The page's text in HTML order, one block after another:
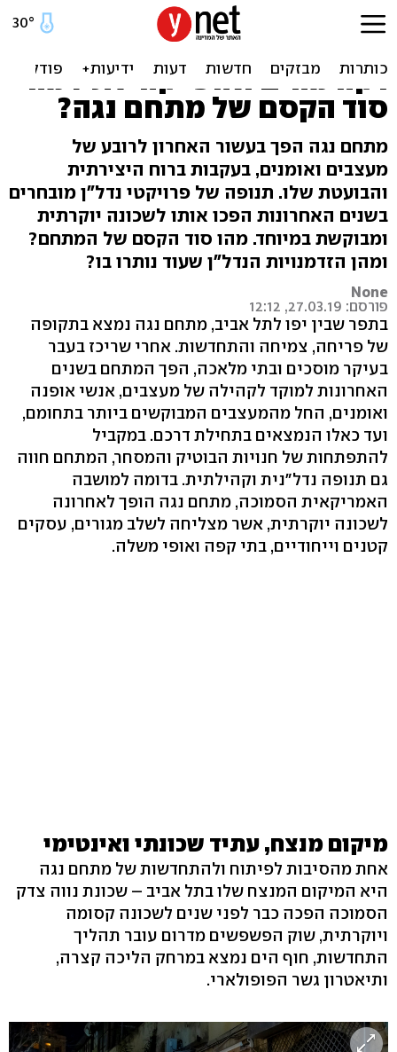
המתחם הכי מבוקש של תל
אביב - רובע מעצבים ואומנים,
דקה מהים ואופי קהילתי. מה
סוד הקסם של מתחם נגה?
מתחם נגה הפך בעשור האחרון לרובע של
מעצבים ואומנים, בעקבות ברוח היצירתית
והבועטת שלו. תנופה של פרויקטי נדל"ן מובחרים
בשנים האחרונות הפכו אותו לשכונה יוקרתית
ומבוקשת במיוחד. מהו סוד הקסם של המתחם?
ומהן הזדמנויות הנדל"ן שעוד נותרו בו?
None
פורסם: 27.03.19, 12:12
בתפר שבין יפו לתל אביב, מתחם נגה נמצא בתקופה
של פריחה, צמיחה והתחדשות. אחרי שריכז בעבר
בעיקר מוסכים ובתי מלאכה, הפך המתחם בשנים
האחרונות למוקד לקהילה של מעצבים, אנשי אופנה
ואומנים, החל מהמעצבים המבוקשים ביותר בתחומם,
ועד כאלו הנמצאים בתחילת דרכם. במקביל
להתפתחות של חנויות הבוטיק והמסחר, המתחם חווה
גם תנופה נדל"נית וקהילתית. בדומה למושבה
האמריקאית הסמוכה, מתחם נגה הופך לאחרונה
לשכונה יוקרתית, אשר מצליחה לשלב מגורים, עסקים
קטנים וייחודיים, בתי קפה ואופי משלה.
מיקום מנצח, עתיד שכונתי ואינטימי
אחת מהסיבות לפיתוח ולהתחדשות של מתחם נגה
היא המיקום המנצח שלו בתל אביב – שכונת נווה צדק
הסמוכה הפכה כבר לפני שנים לשכונה קסומה
ויוקרתית, שוק הפשפשים מדרום עובר תהליך
התחדשות, חוף הים נמצא במרחק הליכה קצרה,
ותיאטרון גשר הפופולארי.